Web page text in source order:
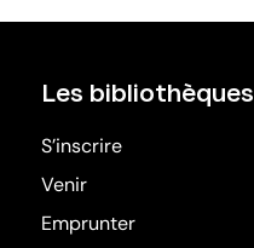
Les bibliothèques
S’inscrire
Venir
Emprunter